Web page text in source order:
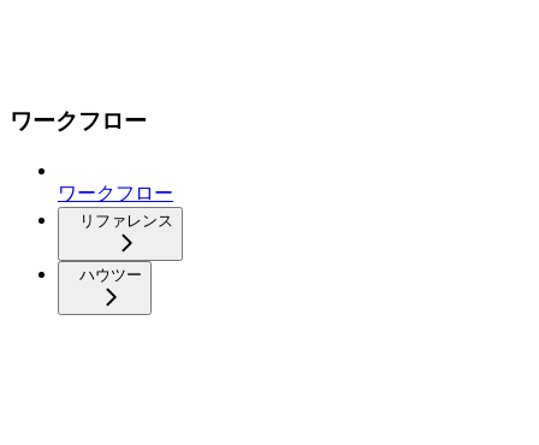
ワークフロー
ワークフロー
リファレンス
ハウツー